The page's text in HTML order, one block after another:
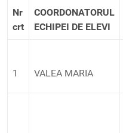
Nr
crt
COORDONATORUL
ECHIPEI DE ELEVI
1 VALEA MARIA